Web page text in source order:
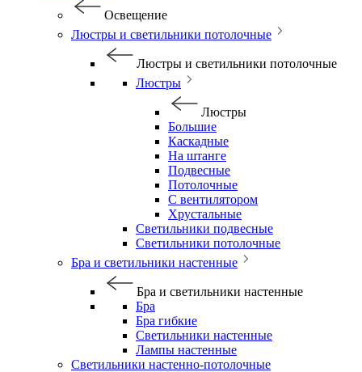
Освещение
Люстры и светильники потолочные
Люстры и светильники потолочные
Люстры
Люстры
Большие
Каскадные
На штанге
Подвесные
Потолочные
С вентилятором
Хрустальные
Светильники подвесные
Светильники потолочные
Бра и светильники настенные
Бра и светильники настенные
Бра
Бра гибкие
Светильники настенные
Лампы настенные
Светильники настенно-потолочные